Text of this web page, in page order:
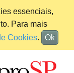
essenciais,
Para mais
Cookies. Ok